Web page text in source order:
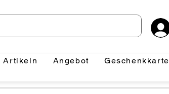
Artikeln Angebot
Geschenkkarte